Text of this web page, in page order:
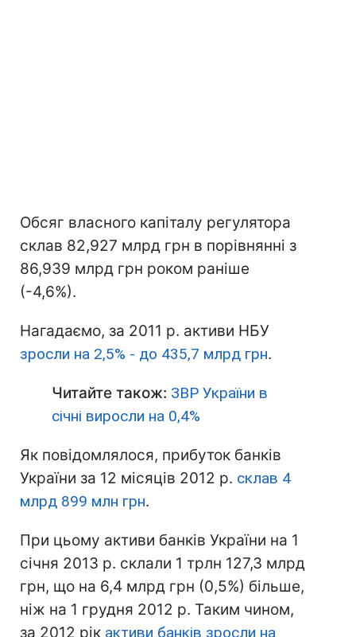
Обсяг власного капіталу регулятора
склав 82,927 млрд грн в порівнянні з
86,939 млрд грн роком раніше
(-4,6%).
Нагадаємо, за 2011 р. активи НБУ
зросли на 2,5% - до 435,7 млрд грн.
Читайте також: ЗВР України в
січні виросли на 0,4%
Як повідомлялося, прибуток банків
України за 12 місяців 2012 р. склав 4
млрд 899 млн грн.
При цьому активи банків України на 1
січня 2013 р. склали 1 трлн 127,3 млрд
грн, що на 6,4 млрд грн (0,5%) більше,
ніж на 1 грудня 2012 р. Таким чином,
за 2012 рік активи банків зросли на